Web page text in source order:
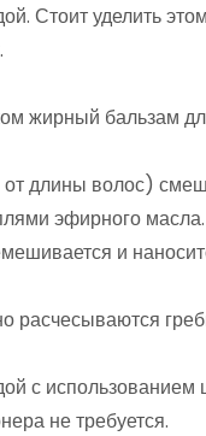
Стоит уделить
жирный бальзам
длины волос)
эфирного масла.
и
расчесываются
с
не требуется.